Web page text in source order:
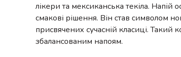
лікери та мексиканська текіла. Напій
смакові рішення. Він став символом
присвячених сучасній класиці. Такий
збалансованим напоям.